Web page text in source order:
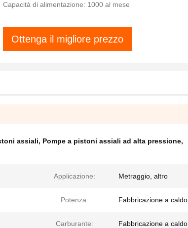
Capacità di alimentazione: 1000 al mese
Ottenga il migliore prezzo
assiali, Pompe a pistoni assiali ad alta pressione,
Applicazione: Metraggio, altro
Potenza: Fabbricazione a caldo
Carburante: Fabbricazione a caldo